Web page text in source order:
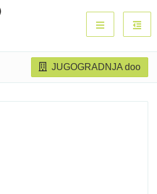
JUGOGRADNJA doo